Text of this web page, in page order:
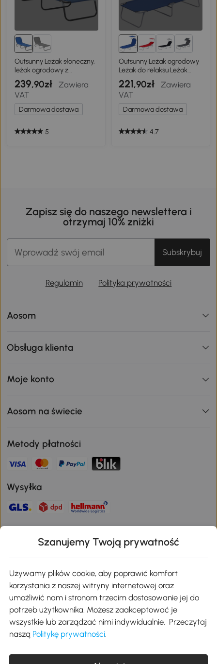
Outsunny Leżak słoneczny,
leżak ogrodowy z
regulowanym oparciem,
fotel plażowy, leżanka,
leżak kempingowy do
ogrodu, balkonu, stal,
niebieski, 188 x 56 x 28 cm.
239,90zł
Zawiera
VAT
Darmowa dostawa
5
Outsunny Leżak ogrodowy
Leżak do relaksu Leżak
plażowy składany z osłoną
przeciwsłoneczną
Niebieski 187 x 58 x 36 cm
221,90zł
Zawiera
VAT
Darmowa dostawa
4.7
Zapisz się do naszego newslettera i
otrzymaj 10% zniżki
Subskrybuj
Regulamin Polityka prywatności
Aosom
Obsługa klienta
Moje konto
Aosom na świecie
Metody płatności
Wysyłka
Pobierz aplikację Aosom
Google Play
kontakt@aosom.pl
Szanujemy Twoją prywatność
Używamy plików cookie, aby poprawić komfort
korzystania z naszej witryny internetowej oraz
umożliwić nam i stronom trzecim dostosowanie jej do
potrzeb użytkownika. Możesz zaakceptować je
wszystkie lub zarządzać nimi indywidualnie. Przeczytaj
naszą Politykę prywatności.